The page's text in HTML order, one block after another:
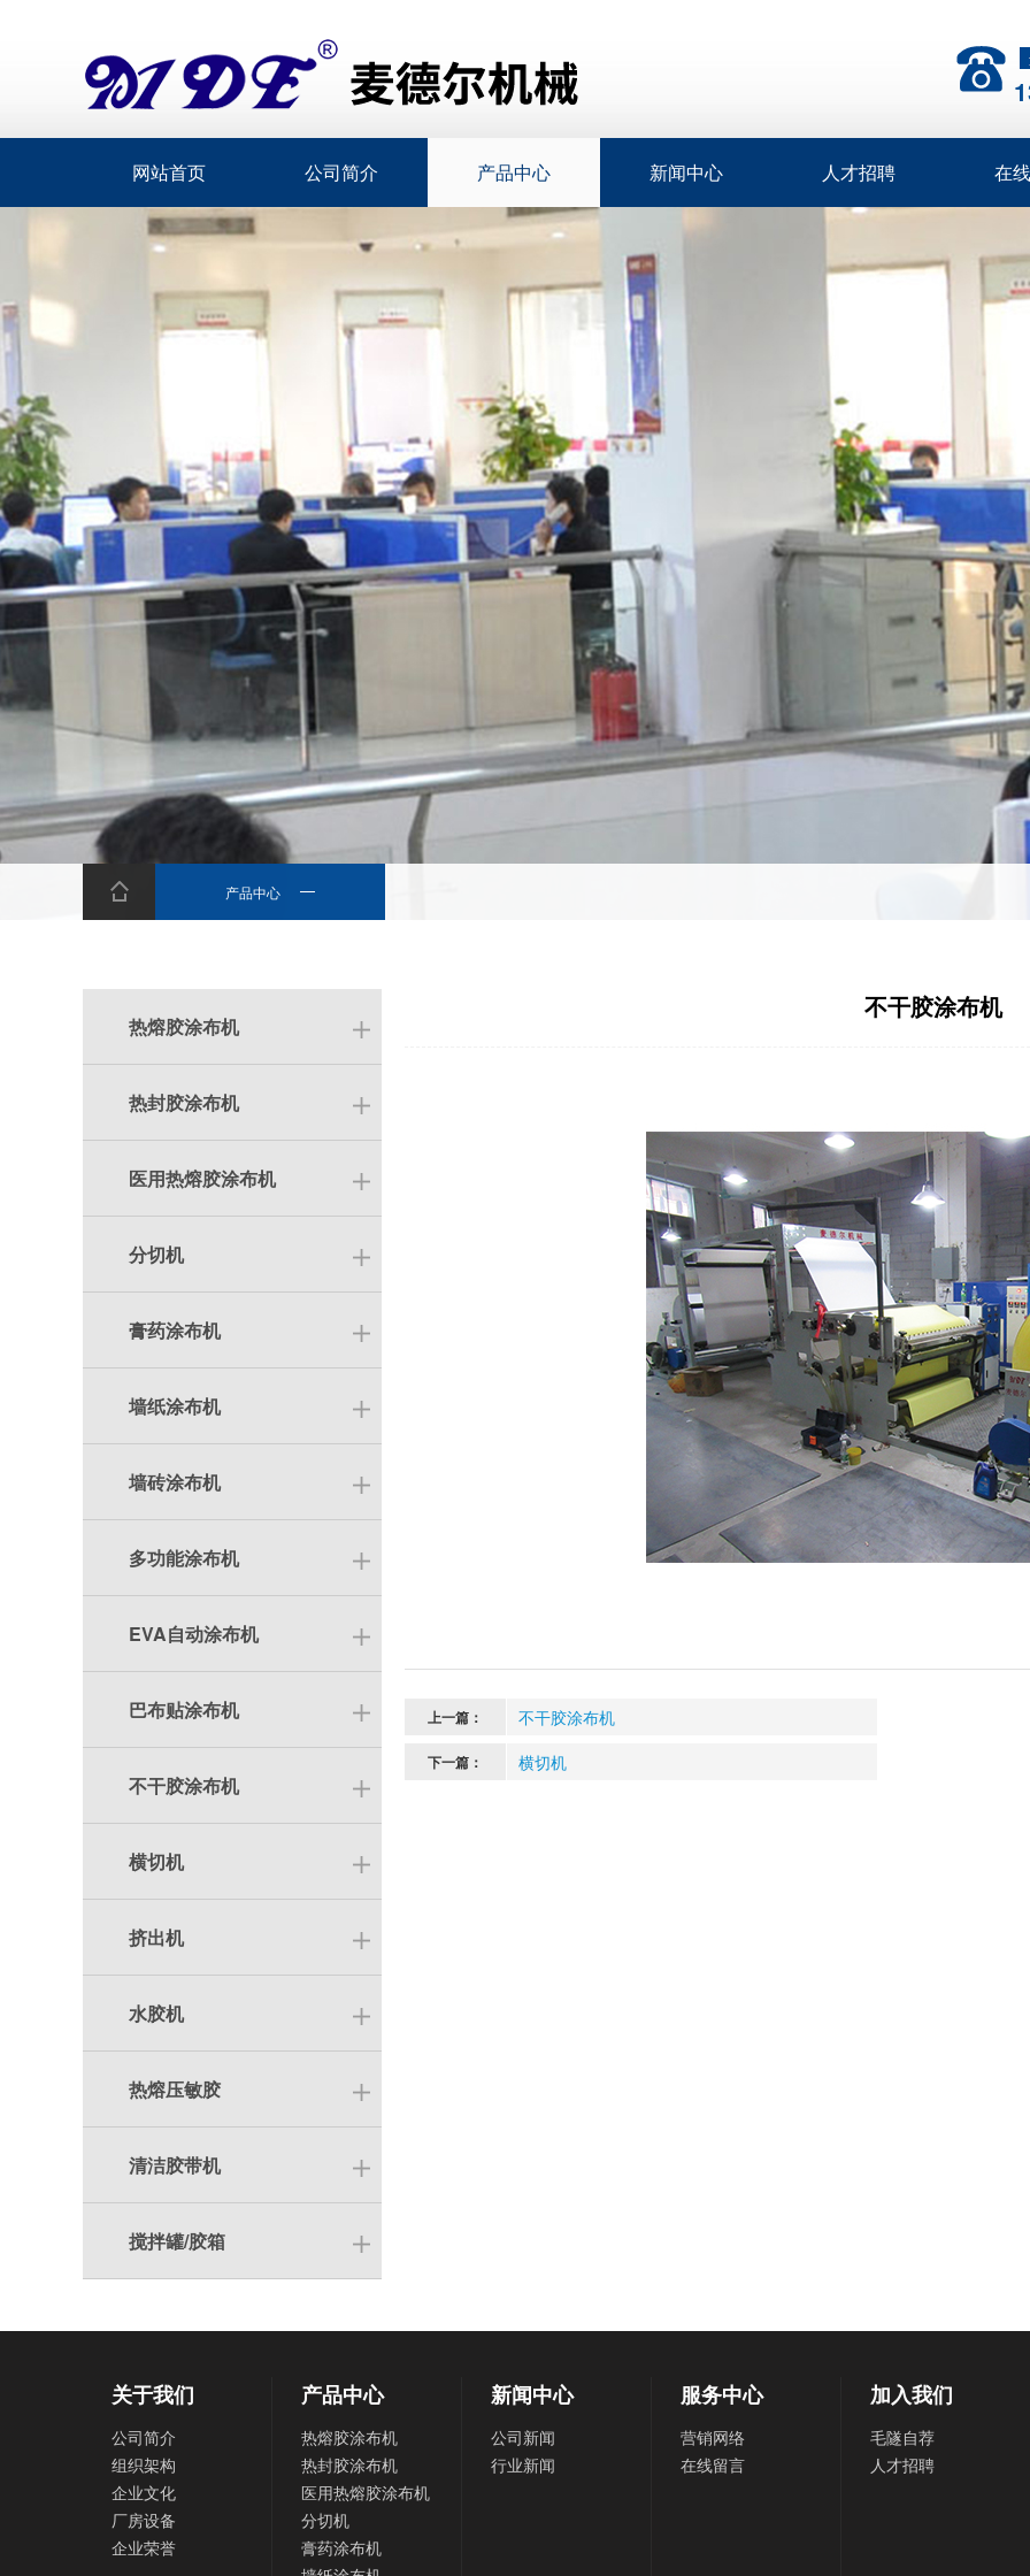
网站首页 公司简介 产品中心 新闻中心 人才招聘 在
产品中心
热熔胶涂布机
热封胶涂布机
医用热熔胶涂布机
分切机
膏药涂布机
墙纸涂布机
墙砖涂布机
多功能涂布机
EVA自动涂布机
巴布贴涂布机
不干胶涂布机
横切机
挤出机
水胶机
热熔压敏胶
清洁胶带机
搅拌罐/胶箱
不干胶涂布机
上一篇： 不干胶涂布机
下一篇： 横切机
关于我们
公司简介
组织架构
企业文化
厂房设备
企业荣誉
产品中心
热熔胶涂布机
热封胶涂布机
医用热熔胶涂布机
分切机
膏药涂布机
新闻中心
公司新闻
行业新闻
服务中心
营销网络
在线留言
加入我们
毛隧自荐
人才招聘